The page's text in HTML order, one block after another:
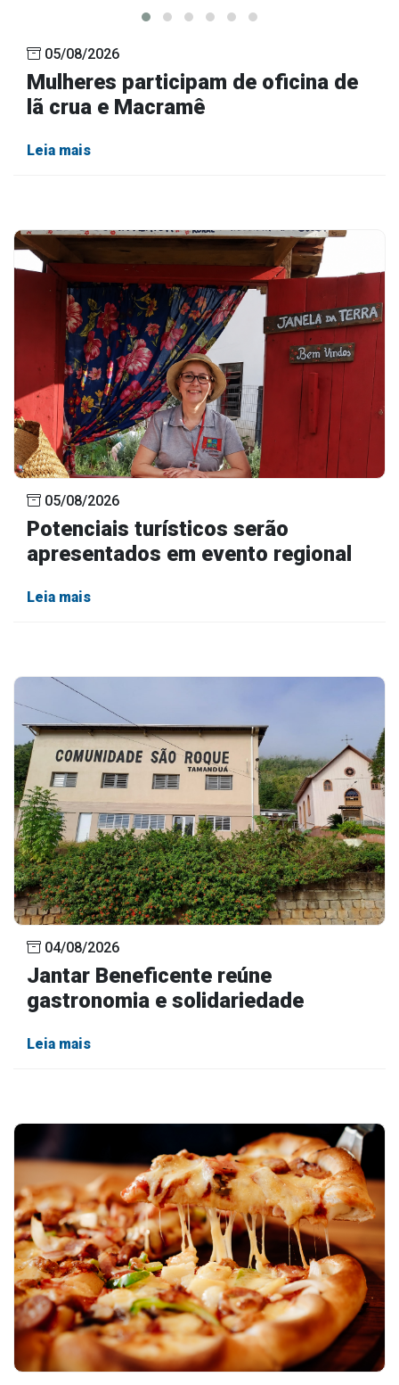
05/08/2026
Mulheres participam de oficina de
lã crua e Macramê
Leia mais
05/08/2026
Potenciais turísticos serão
apresentados em evento regional
Leia mais
04/08/2026
Jantar Beneficente reúne
gastronomia e solidariedade
Leia mais